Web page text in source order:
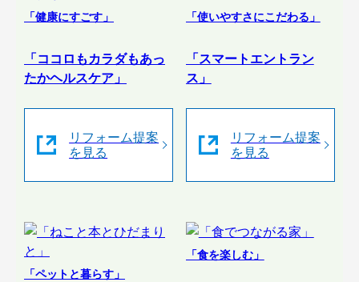
「健康にすごす」
「ココロもカラダもあっ
たかヘルスケア」
リフォーム提案
を見る
「使いやすさにこだわる」
「スマートエントラン
ス」
リフォーム提案
を見る
「ペットと暮らす」
「食を楽しむ」